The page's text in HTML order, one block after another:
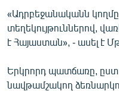
«Ազատության» բոլոր
«Ադրբեջանականն կողմը
տեղեկույթուններով,
է Հայաստան», - ասել է
Երկրորդ պատճառը, ըստ
նավթամշակող